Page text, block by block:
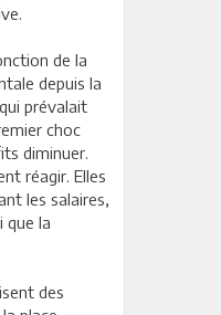
de la
depuis la
prévalait
choc
diminuer.
réagir. Elles
les salaires,
que la
des